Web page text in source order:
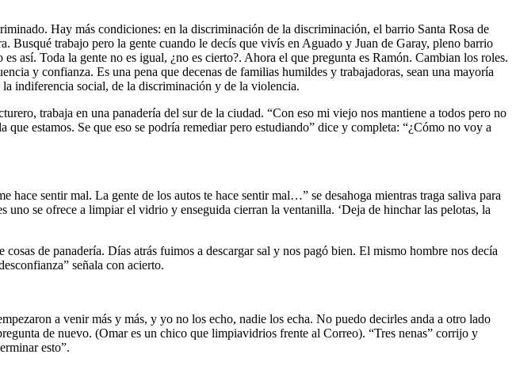
Hay más condiciones: en la discriminación de la discriminación, el barrio Santa Rosa de
trabajo pero la gente cuando le decís que vivís en Aguado y Juan de Garay, pleno barrio
así. Toda la gente no es igual, ¿no es cierto?. Ahora el que pregunta es Ramón. Cambian los roles.
y confianza. Es una pena que decenas de familias humildes y trabajadoras, sean una mayoría
la indiferencia social, de la discriminación y de la violencia.
trabaja en una panadería del sur de la ciudad. “Con eso mi viejo nos mantiene a todos pero no
estamos. Se que eso se podría remediar pero estudiando” dice y completa: “¿Cómo no voy a
sentir mal. La gente de los autos te hace sentir mal…” se desahoga mientras traga saliva para
uno se ofrece a limpiar el vidrio y enseguida cierran la ventanilla. ‘Deja de hinchar las pelotas, la
de panadería. Días atrás fuimos a descargar sal y nos pagó bien. El mismo hombre nos decía
señala con acierto.
a venir más y más, y yo no los echo, nadie los echa. No puedo decirles anda a otro lado
de nuevo. (Omar es un chico que limpiavidrios frente al Correo). “Tres nenas” corrijo y
esto”.